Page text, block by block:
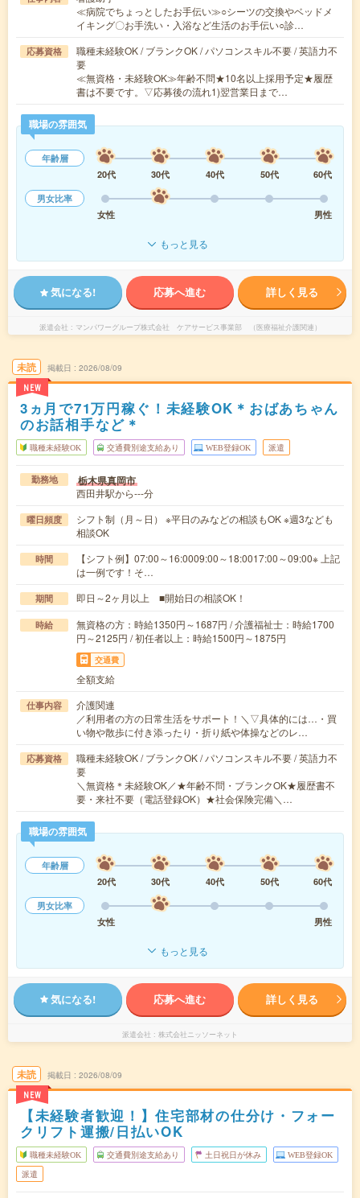
≪病院でちょっとしたお手伝い≫○シーツの交換やベッドメ
イキング〇お手洗い・入浴など生活のお手伝い○診…
応募資格
職種未経験OK / ブランクOK / パソコンスキル不要 / 英語力不
要
≪無資格・未経験OK≫年齢不問★10名以上採用予定★履歴
書は不要です。▽応募後の流れ1)翌営業日まで…
職場の雰囲気
年齢層
20代
30代 40代 50代
60代
男女比率
女性
男性
もっと見る
気になる! 応募へ進む 詳しく見る
派遣会社 マンパワーグループ株式会社 ケアサービス事業部 （医療福祉介護関連）
未読
NEW
掲載日 2026/08/09
3ヵ月で71万円稼ぐ！未経験OK＊おばあちゃん
のお話相手など＊
職種未経験OK 交通費別途支給あり WEB登録OK 派遣
勤務地 栃木県真岡市
西田井駅から---分
曜日頻度
シフト制（月～日） ※平日のみなどの相談もOK ※週3なども
相談OK
時間
【シフト例】07:00～16:0009:00～18:0017:00～09:00※ 上記
は一例です！そ…
期間 即日～2ヶ月以上 ■開始日の相談OK！
時給
無資格の方：時給1350円～1687円 / 介護福祉士：時給1700
円～2125円 / 初任者以上：時給1500円～1875円
交通費
全額支給
仕事内容
介護関連
／利用者の方の日常生活をサポート！＼▽具体的には…・買
い物や散歩に付き添ったり・折り紙や体操などのレ…
応募資格
職種未経験OK / ブランクOK / パソコンスキル不要 / 英語力不
要
＼無資格＊未経験OK／★年齢不問・ブランクOK★履歴書不
要・来社不要（電話登録OK）★社会保険完備＼…
職場の雰囲気
年齢層
20代
30代 40代 50代
60代
男女比率
女性
男性
もっと見る
気になる! 応募へ進む 詳しく見る
派遣会社 株式会社ニッソーネット
未読
NEW
掲載日 2026/08/09
【未経験者歓迎！】住宅部材の仕分け・フォー
クリフト運搬/日払いOK
職種未経験OK 交通費別途支給あり 土日祝日が休み WEB登録OK
派遣